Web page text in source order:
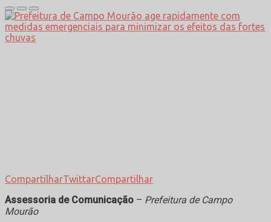
CompartilharTwittarCompartilhar
Assessoria de Comunicação – Prefeitura de Campo
Mourão